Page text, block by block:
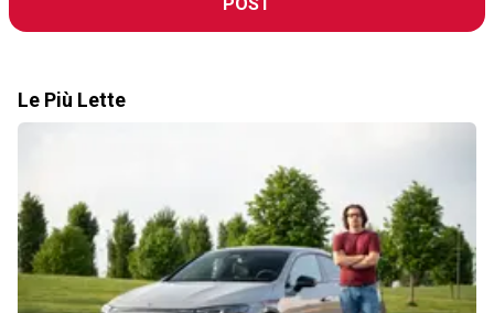
Le Più Lette